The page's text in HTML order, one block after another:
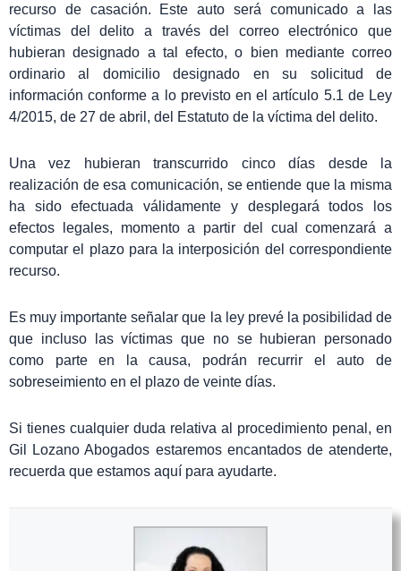
recurso de casación. Este auto será comunicado a las
víctimas del delito a través del correo electrónico que
hubieran designado a tal efecto, o bien mediante correo
ordinario al domicilio designado en su solicitud de
información conforme a lo previsto en el artículo 5.1 de Ley
4/2015, de 27 de abril, del Estatuto de la víctima del delito.
Una vez hubieran transcurrido cinco días desde la
realización de esa comunicación, se entiende que la misma
ha sido efectuada válidamente y desplegará todos los
efectos legales, momento a partir del cual comenzará a
computar el plazo para la interposición del correspondiente
recurso.
Es muy importante señalar que la ley prevé la posibilidad de
que incluso las víctimas que no se hubieran personado
como parte en la causa, podrán recurrir el auto de
sobreseimiento en el plazo de veinte días.
Si tienes cualquier duda relativa al procedimiento penal, en
Gil Lozano Abogados estaremos encantados de atenderte,
recuerda que estamos aquí para ayudarte.